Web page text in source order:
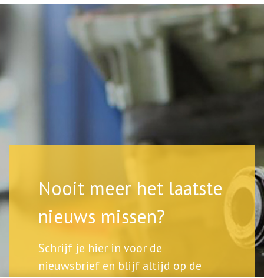
Nooit meer het laatste
nieuws missen?
Schrijf je hier in voor de
nieuwsbrief en blijf altijd op de